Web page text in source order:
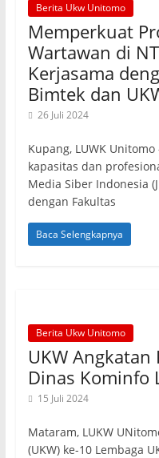
Berita Ukw Unitomo
Memperkuat
Wartawan di
Kerjasama
Bimtek dan
26 Juli 2024
Kupang, LUWK
kapasitas dan
Media Siber Indonesia
dengan Fakultas
Baca Selengkapnya
Berita Ukw Unitomo
UKW Angkatan
Dinas Kominfo
15 Juli 2024
Mataram, LUKW
(UKW) ke-10 Lembaga